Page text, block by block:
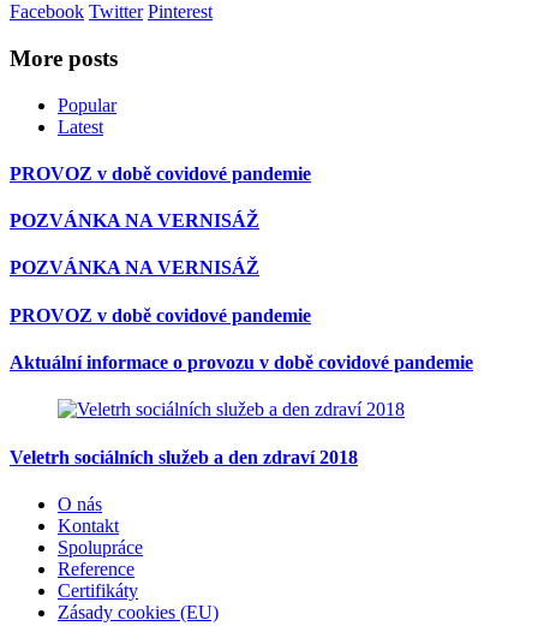
Facebook Twitter Pinterest
More posts
Popular
Latest
PROVOZ v době covidové pandemie
POZVÁNKA NA VERNISÁŽ
POZVÁNKA NA VERNISÁŽ
PROVOZ v době covidové pandemie
Aktuální informace o provozu v době covidové pandemie
Veletrh sociálních služeb a den zdraví 2018
O nás
Kontakt
Spolupráce
Reference
Certifikáty
Zásady cookies (EU)